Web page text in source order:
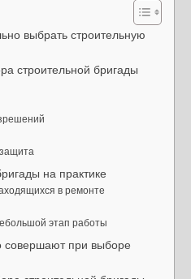
выбрать строительную
строительной бригады
на практике
в ремонте
этап работы
совершают при выборе